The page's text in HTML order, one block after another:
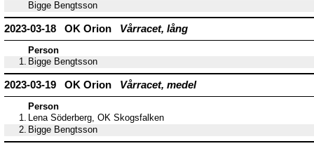
Bigge Bengtsson
2023-03-18 OK Orion Vårracet, lång
Person
1. Bigge Bengtsson
2023-03-19 OK Orion Vårracet, medel
Person
1. Lena Söderberg, OK Skogsfalken
2. Bigge Bengtsson